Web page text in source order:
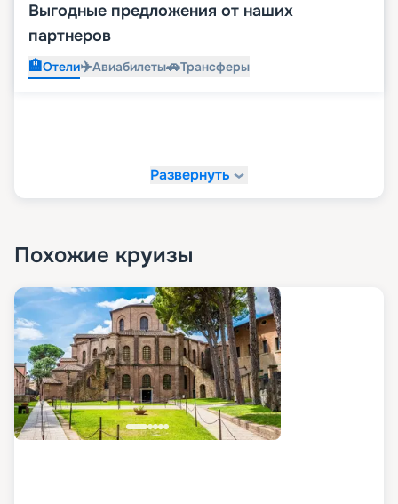
Выгодные предложения от наших
партнеров
🏨Отели✈️Авиабилеты🚗Трансферы
Развернуть
Похожие круизы